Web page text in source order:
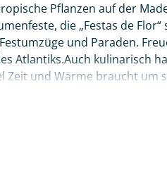
Pflanzen auf der
die „Festas de
und Paraden.
Atlantiks.Auch kulinarisch
und Wärme braucht um
Degenfisch, den Sie